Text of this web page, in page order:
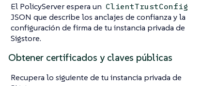
El PolicyServer espera un ClientTrustConfig
JSON que describe los anclajes de confianza y la
configuración de firma de tu instancia privada de
Sigstore.
Obtener certificados y claves públicas
Recupera lo siguiente de tu instancia privada de